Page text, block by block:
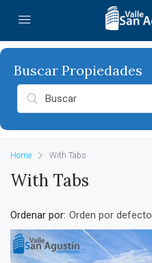
Home With Tabs
With Tabs
Ordenar por: Orden por defecto